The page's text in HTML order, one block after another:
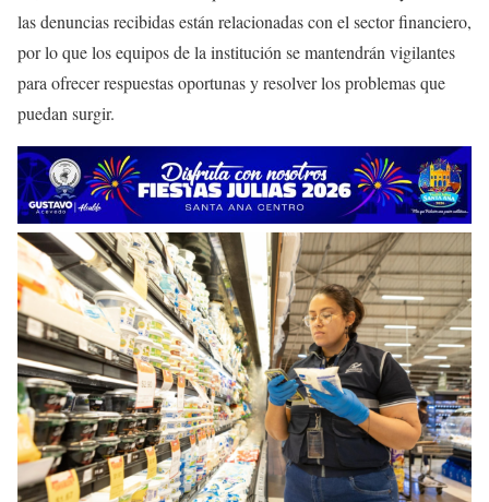
las denuncias recibidas están relacionadas con el sector financiero,
por lo que los equipos de la institución se mantendrán vigilantes
para ofrecer respuestas oportunas y resolver los problemas que
puedan surgir.